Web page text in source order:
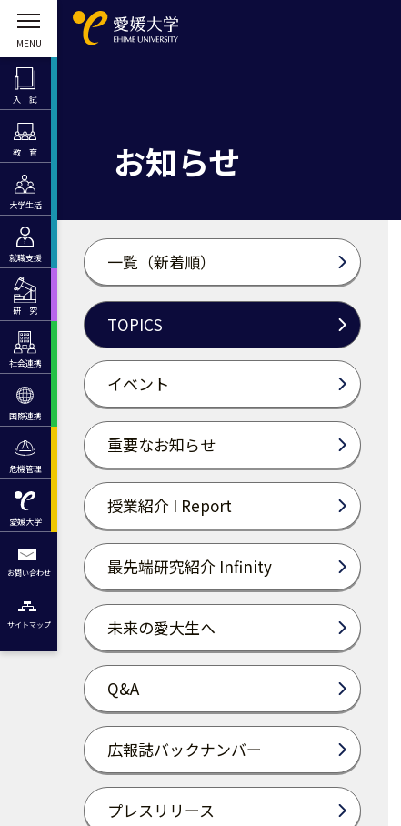
入 試
教 育
大学生活
就職支援
研 究
社会連携
国際連携
危機管理
愛媛大学
お問い合わせ
サイトマップ
お知らせ
一覧（新着順）
TOPICS
イベント
重要なお知らせ
授業紹介 I Report
最先端研究紹介 Infinity
未来の愛大生へ
Q&A
広報誌バックナンバー
プレスリリース